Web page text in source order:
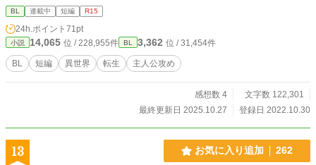
女ゲームの世界に転生しているようだった。 ……となれば、俺のやりたいこと
はただ一つ。シナリオの途中で死んでしまう運命である俺の推しキャラ（モブ）
をなんとしてでも生存させたい。 学園に入学するため勉強をしたり、熱心に魔
法の訓練をしたり。我が家に降りかかる災いを避けたり辺境伯令息と婚約した
り、と慌ただしく日々を過ごした俺は、15になりようやくゲームの舞台である
王立学園に入学することができた。 ……って、俺の推しモブがいないんだが？
しきモブである俺の運命、どうなっちゃうんだ！？ ・・・・・ 乙女ゲームに転
生した男が攻略対象及びその周辺とわちゃわちゃしながら学園生活を送る話で
な感じになるはずです。
BL 連載中 短編 R15
24h.ポイント 71pt
小説 14,065 位 / 228,955件 BL 3,362 位 / 31,454件
BL 短編 異世界 転生 主人公攻め
感想数 4
文字数 122,301
最終更新日 2025.10.27
登録日 2022.10.30
13 お気に入り追加 262